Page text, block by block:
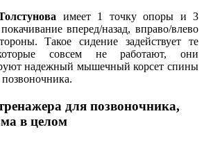
имеет 1 точку опоры и 3
вперед/назад, вправо/влево
Такое сидение задействует те
совсем не работают, они
надежный мышечный корсет спины
для позвоночника,
в целом